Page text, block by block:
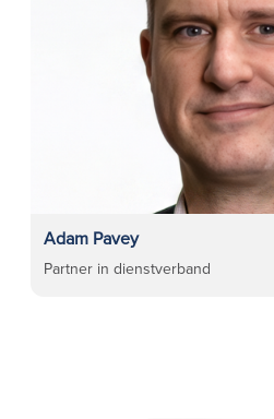
Adam Pavey
Partner in dienstverband